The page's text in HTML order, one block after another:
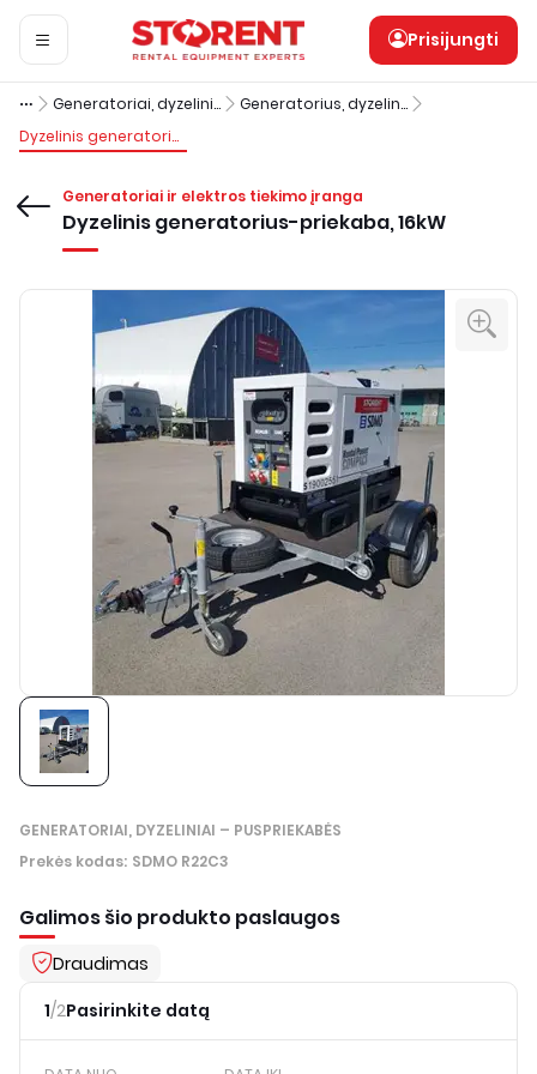
Prisijungti
Generatoriai, dyzeliniai – puspriekabės
Generatorius, dyzelinis - puspriekabė, 16 kW
Dyzelinis generatorius-priekaba, 16kW
Generatoriai ir elektros tiekimo įranga
Dyzelinis generatorius-priekaba, 16kW
GENERATORIAI, DYZELINIAI – PUSPRIEKABĖS
Prekės kodas: SDMO R22C3
Galimos šio produkto paslaugos
Draudimas
1/2Pasirinkite datą